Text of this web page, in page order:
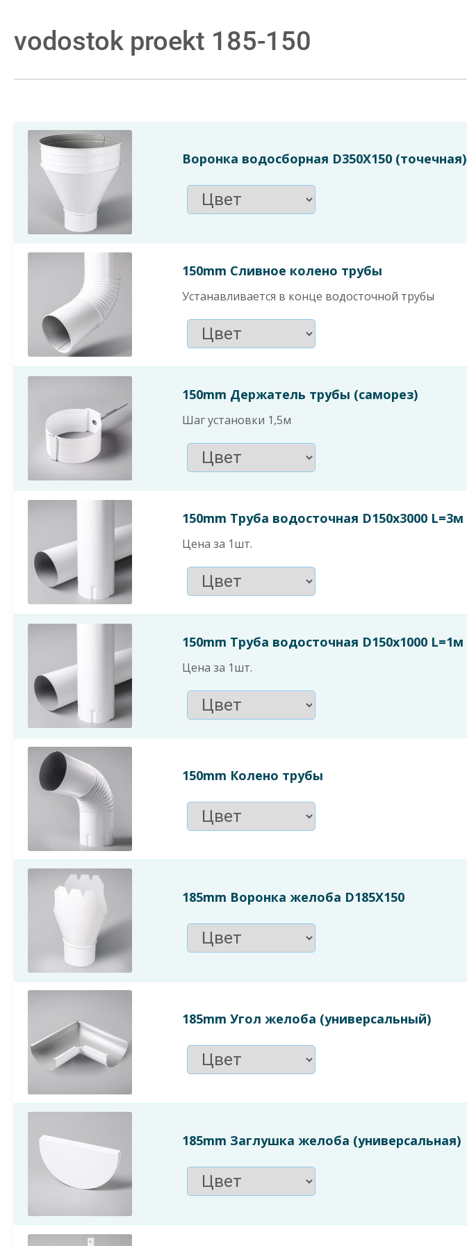
vodostok proekt 185-150
Воронка водосборная D350Х150 (точечная)
150mm Сливное колено трубы
Устанавливается в конце водосточной трубы
150mm Держатель трубы (саморез)
Шаг установки 1,5м
150mm Труба водосточная D150х3000 L=3м
Цена за 1шт.
150mm Труба водосточная D150х1000 L=1м
Цена за 1шт.
150mm Колено трубы
185mm Воронка желоба D185X150
185mm Угол желоба (универсальный)
185mm Заглушка желоба (универсальная)